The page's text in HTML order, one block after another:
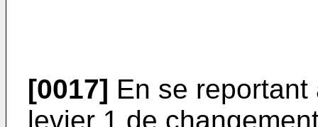
[0017] En se
levier 1 de